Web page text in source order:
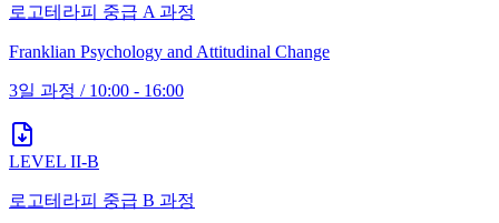
로고테라피 중급 A 과정
Franklian Psychology and Attitudinal Change
3일 과정 / 10:00 - 16:00
LEVEL II-B
로고테라피 중급 B 과정